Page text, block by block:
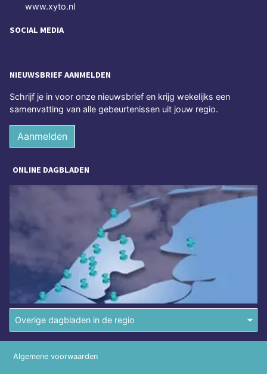
www.xyto.nl
SOCIAL MEDIA
NIEUWSBRIEF AANMELDEN
Schrijf je in voor onze nieuwsbrief en krijg wekelijks een
samenvatting van alle gebeurtenissen uit jouw regio.
Aanmelden
ONLINE DAGBLADEN
Overige dagbladen in de regio
Algemene voorwaarden